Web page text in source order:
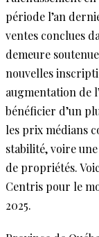
période l’an
ventes conclues
demeure
nouvelles
augmentation de
bénéficier d’un
les prix médians
stabilité, voire
de propriétés.
Centris pour le
2025.